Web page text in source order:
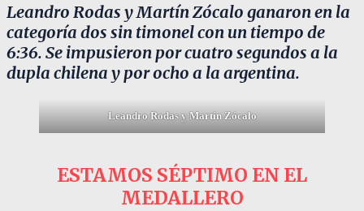
Leandro Rodas y Martín Zócalo ganaron en la
categoría dos sin timonel con un tiempo de
6:36. Se impusieron por cuatro segundos a la
dupla chilena y por ocho a la argentina.
Leandro Rodas y Martín Zócalo
ESTAMOS SÉPTIMO EN EL
MEDALLERO